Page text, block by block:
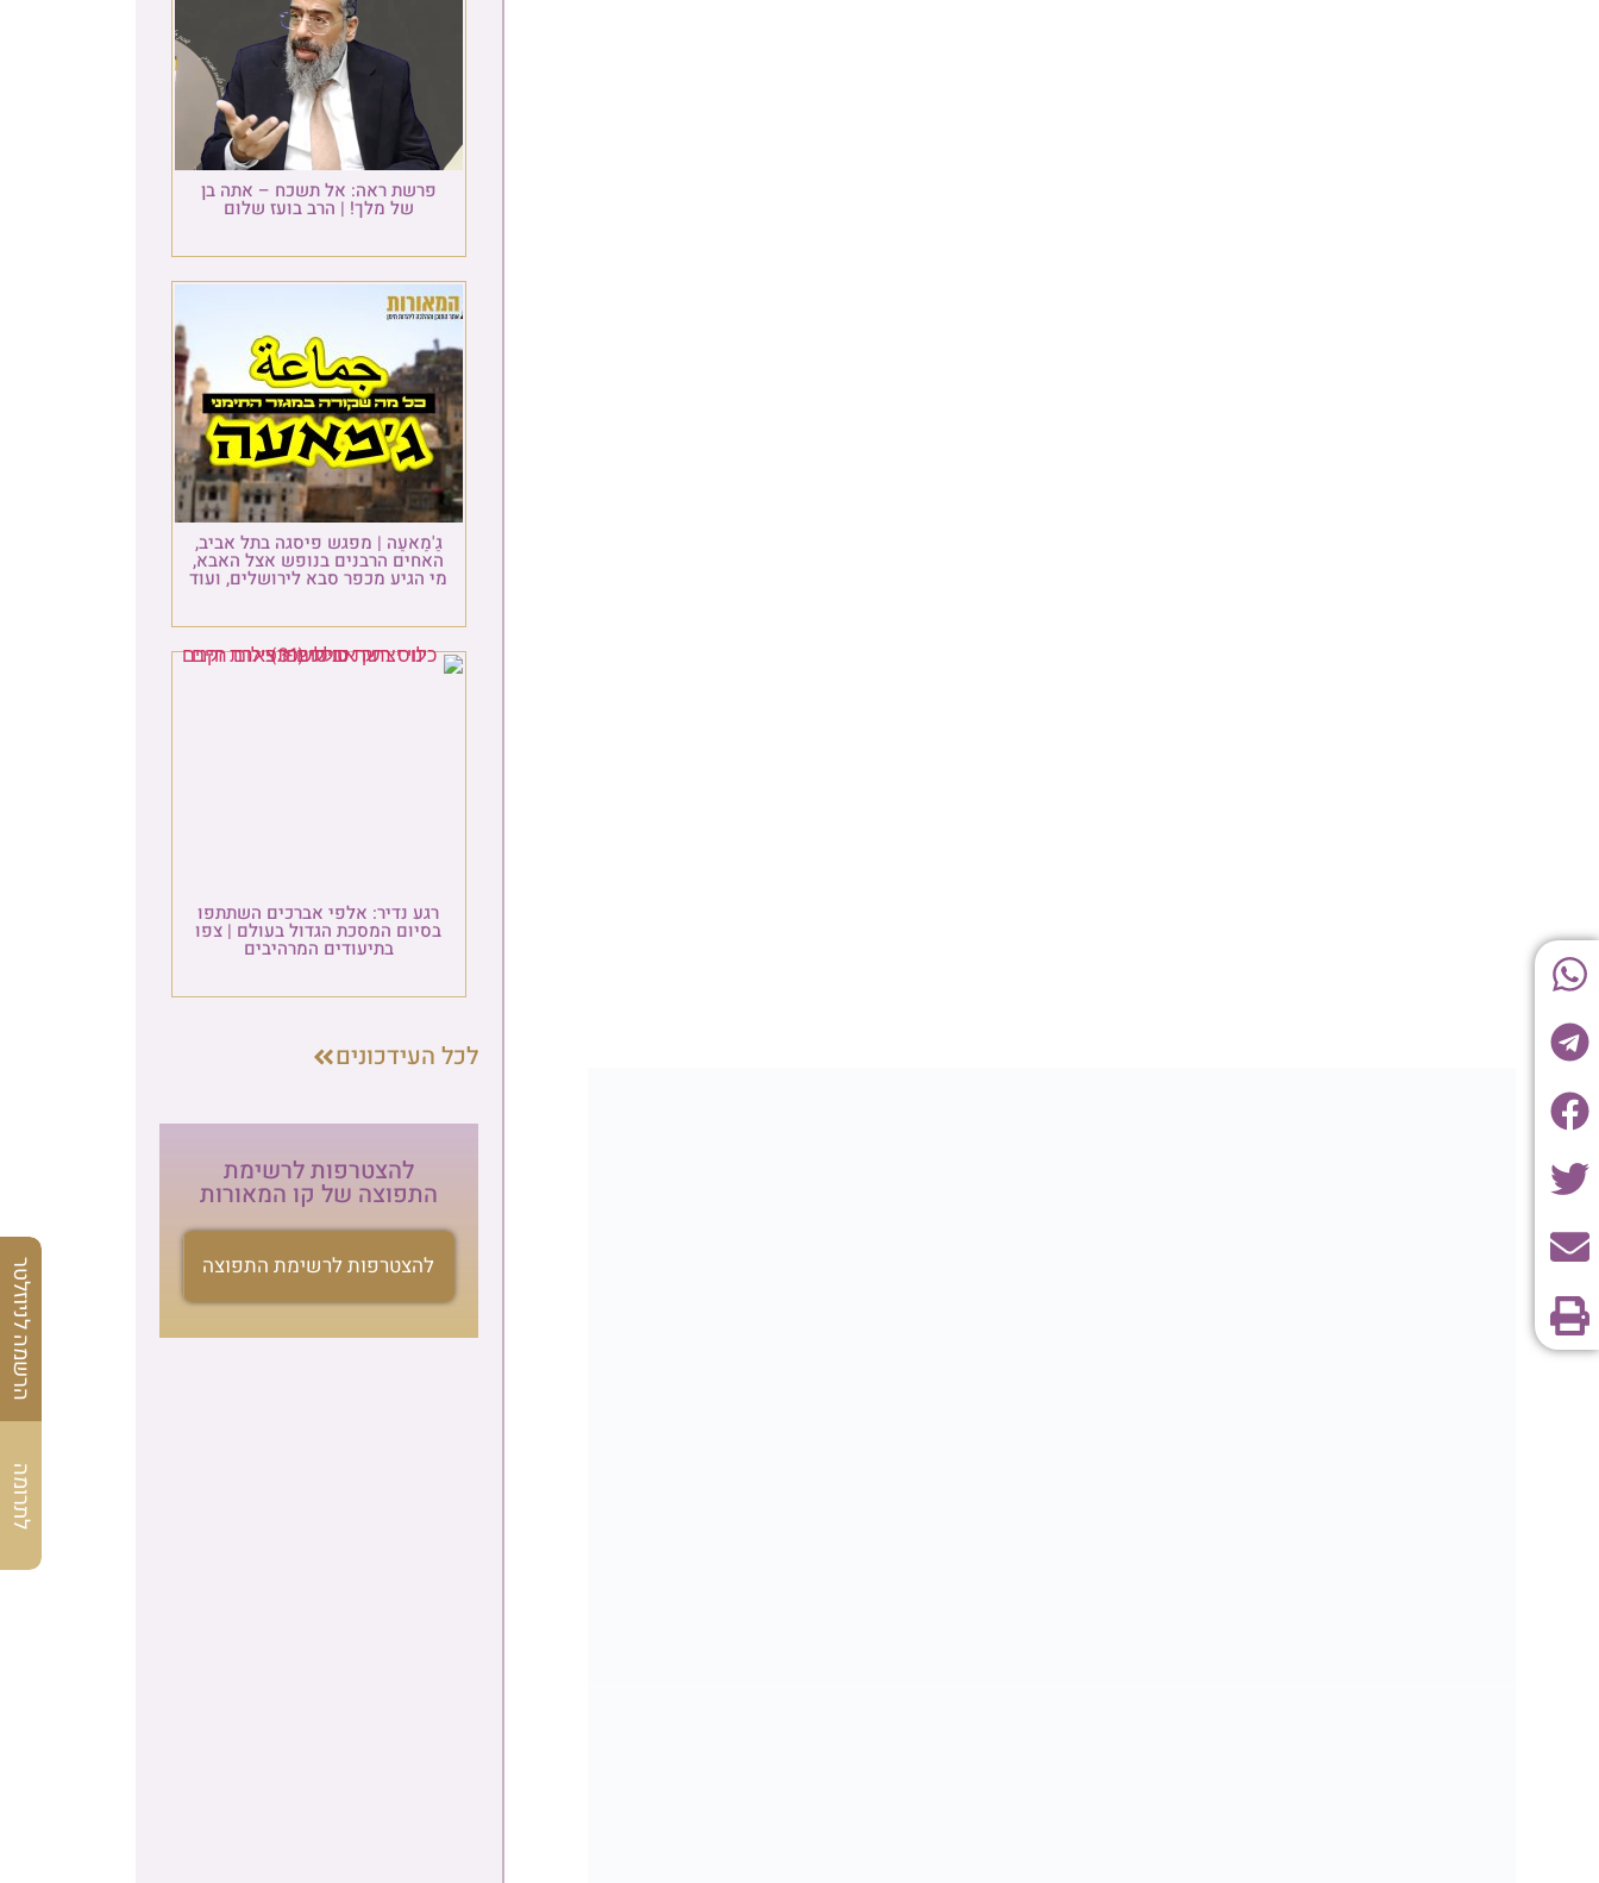
פרשת ראה: אל תשכח – אתה בן
של מלך! | הרב בועז שלום
גַ'מַאעַה | מפגש פיסגה בתל אביב,
האחים הרבנים בנופש אצל האבא,
מי הגיע מכפר סבא לירושלים, ועוד
רגע נדיר: אלפי אברכים השתתפו
בסיום המסכת הגדול בעולם | צפו
בתיעודים המרהיבים
לכל העידכונים
להצטרפות לרשימת
התפוצה של קו המאורות
להצטרפות לרשימת התפוצה הרשמה לניוזלטר
לתרומה